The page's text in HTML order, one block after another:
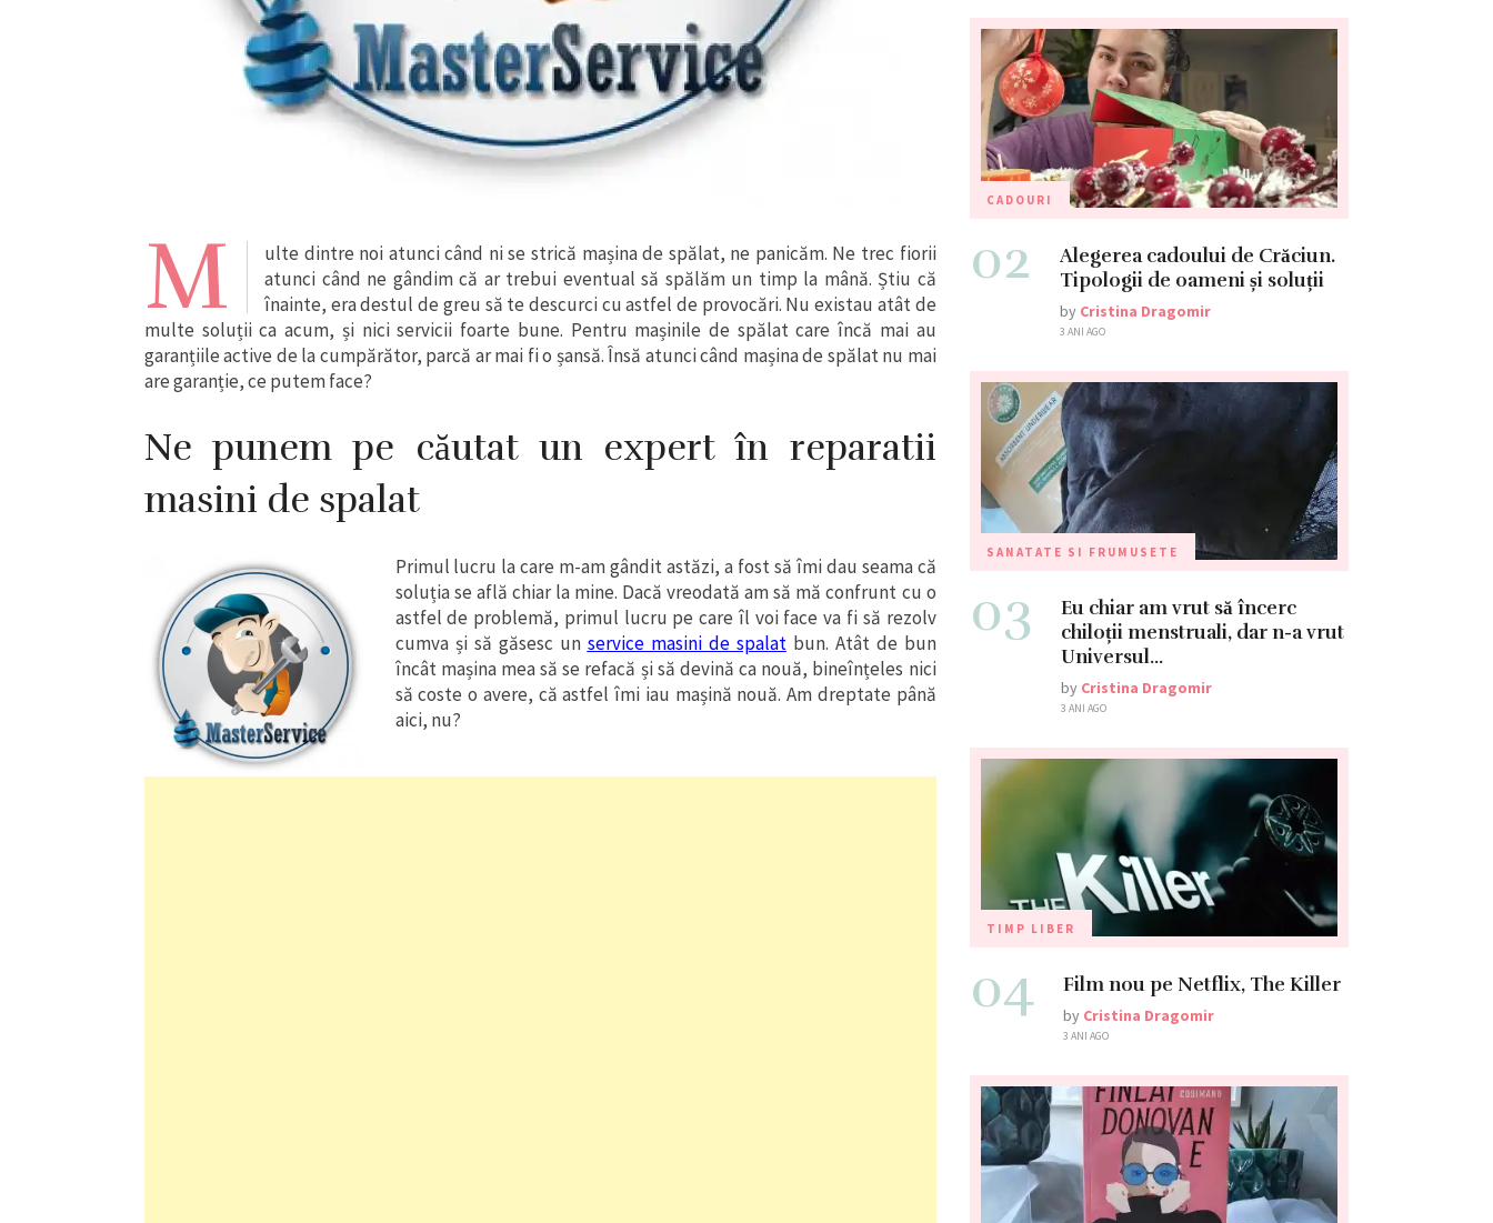
M
ulte dintre noi atunci când ni se strică mașina de spălat, ne panicăm. Ne trec fiorii
atunci când ne gândim că ar trebui eventual să spălăm un timp la mână. Știu că
înainte, era destul de greu să te descurci cu astfel de provocări. Nu existau atât de
multe soluții ca acum, și nici servicii foarte bune. Pentru mașinile de spălat care încă mai au
garanțiile active de la cumpărător, parcă ar mai fi o șansă. Însă atunci când mașina de spălat nu mai
are garanție, ce putem face?
Ne punem pe căutat un expert în reparatii
masini de spalat
Primul lucru la care m-am gândit astăzi, a fost să îmi dau seama că
soluția se află chiar la mine. Dacă vreodată am să mă confrunt cu o
astfel de problemă, primul lucru pe care îl voi face va fi să rezolv
cumva și să găsesc un service masini de spalatbun. Atât de bun
încât mașina mea să se refacă și să devină ca nouă, bineînțeles nici
să coste o avere, că astfel îmi iau mașină nouă. Am dreptate până
aici, nu?
CADOURI
02
Alegerea cadoului de Crăciun.
Tipologii de oameni și soluții
by Cristina Dragomir
3 ANI AGO
SANATATE SI FRUMUSETE
03
Eu chiar am vrut să încerc
chiloții menstruali, dar n-a vrut
Universul…
by Cristina Dragomir
3 ANI AGO
TIMP LIBER
04 Film nou pe Netflix, The Killer
by Cristina Dragomir
3 ANI AGO